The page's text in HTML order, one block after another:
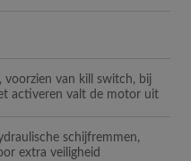
voorzien van kill switch, bij
activeren valt de motor uit
schijfremmen,
extra veiligheid